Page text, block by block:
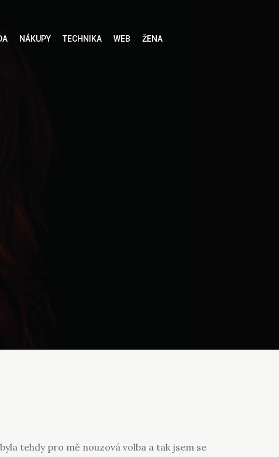
NÁKUPY TECHNIKA WEB ŽENA
tehdy pro mě nouzová volba a tak jsem se